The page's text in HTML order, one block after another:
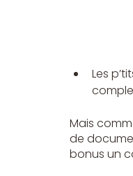
Les
Mais
de
bonus un